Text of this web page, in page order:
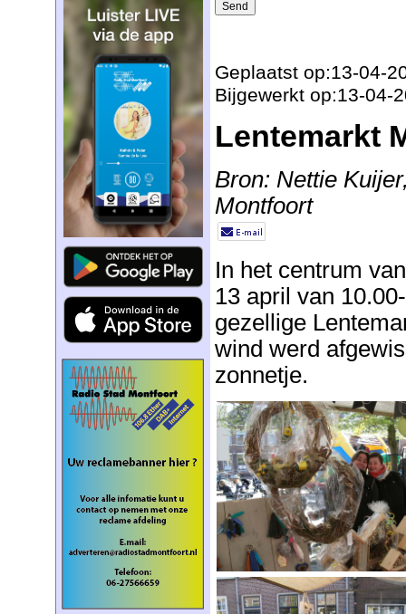
Geplaatst op:13-04-
Bijgewerkt op:13-04-
Lentemarkt
Bron: Nettie
Montfoort
In het centrum
13 april van
gezellige
wind werd
zonnetje.